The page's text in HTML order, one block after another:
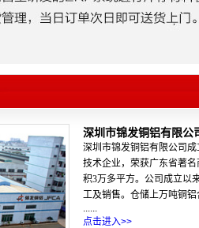
深圳市锦发铜铝有限公
深圳市锦发铜铝有限公司
技术企业，荣获广东省著
积3万多平方。公司成立以
工及销售。仓储上万吨铜
......
点击进入>>